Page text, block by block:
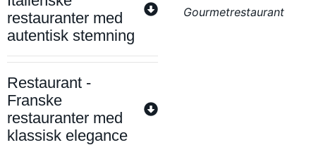
restauranter med
autentisk stemning
Restaurant -
Franske
restauranter med
klassisk elegance
Gourmetrestaurant